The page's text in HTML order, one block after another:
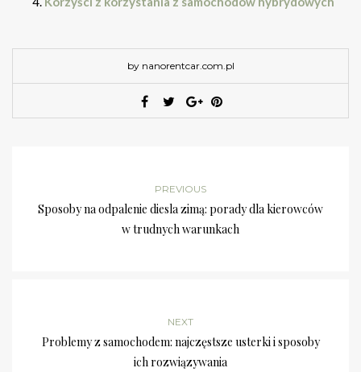
by nanorentcar.com.pl
PREVIOUS
Sposoby na odpalenie diesla zimą: porady dla kierowców
w trudnych warunkach
NEXT
Problemy z samochodem: najczęstsze usterki i sposoby
ich rozwiązywania